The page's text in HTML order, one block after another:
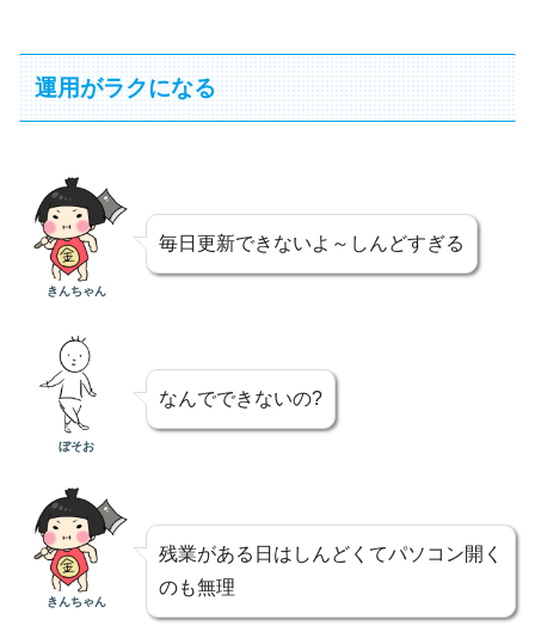
運用がラクになる
きんちゃん
毎日更新できないよ～しんどすぎる
ぼそお
なんでできないの?
きんちゃん
残業がある日はしんどくてパソコン開く
のも無理